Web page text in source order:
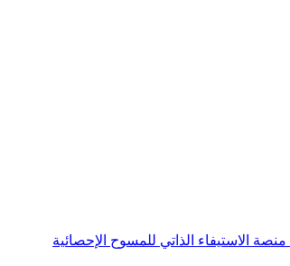
منصة الاستيفاء الذاتي للمسوح الإحصائية